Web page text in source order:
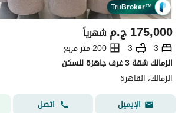
TruBroker™
ج.م175,000 شهرياً
3
3
200 متر مربع
الزمالك شقة 3 غرف جاهزة للسكن
الزمالك، القاهرة
الإيميل
اتصل